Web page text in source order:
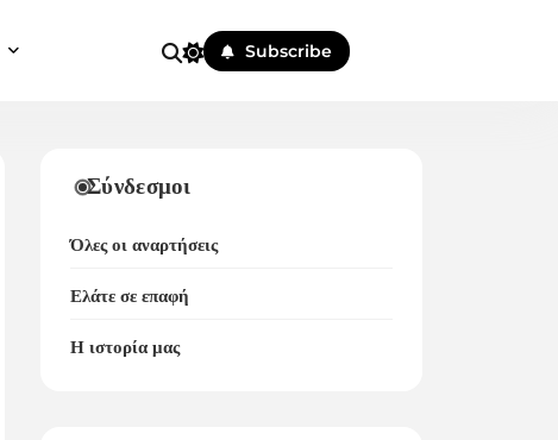
Subscribe
Σύνδεσμοι
Όλες οι αναρτήσεις
Ελάτε σε επαφή
Η ιστορία μας